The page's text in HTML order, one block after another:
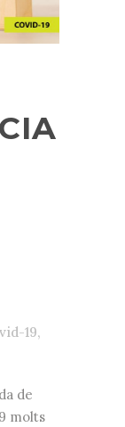
19,
de
molts